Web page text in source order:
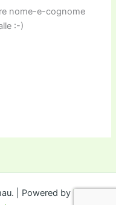
nome-e-cognome
:-)
| Powered by Tema